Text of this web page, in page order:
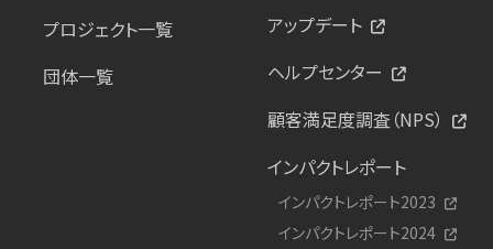
プロジェクト一覧
団体一覧
アップデート
ヘルプセンター
顧客満足度調査（NPS）
インパクトレポート
インパクトレポート2023
インパクトレポート2024